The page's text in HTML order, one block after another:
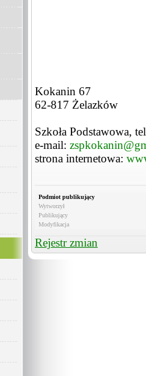
Kokanin 67
62-817 Żelazków
Szkoła Podstawowa,
e-mail:
strona internetowa:
Podmiot publikujący
Wytworzył
Publikujący
Modyfikacja
Rejestr zmian